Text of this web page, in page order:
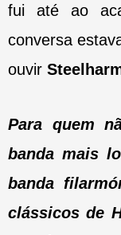
fui até ao
conversa
ouvir
Para quem
banda mais
banda
clássicos de